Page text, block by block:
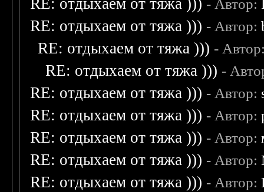
RE: отдыхаем от тяжа ))) - Автор:
RE: отдыхаем от тяжа ))) - Автор:
RE: отдыхаем от тяжа ))) -
RE: отдыхаем от тяжа ))) -
RE: отдыхаем от тяжа ))) - Автор:
RE: отдыхаем от тяжа ))) - Автор:
RE: отдыхаем от тяжа ))) - Автор:
RE: отдыхаем от тяжа ))) - Автор:
RE: отдыхаем от тяжа ))) - Автор: